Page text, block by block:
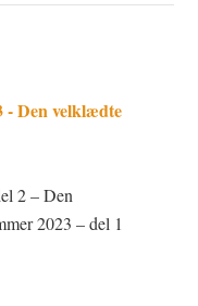
- Den velklædte
2 – Den
2023 – del 1